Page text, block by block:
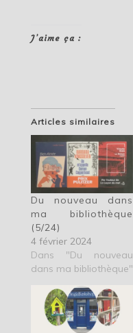
J’aime ça :
Articles similaires
Du nouveau dans
ma bibliothèque
(5/24)
4 février 2024
Dans "Du nouveau
dans ma bibliothèque"